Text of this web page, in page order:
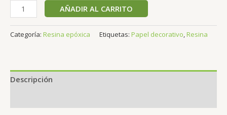
AÑADIR AL CARRITO
Categoría: Resina epóxica Etiquetas: Papel decorativo,Resina
Descripción